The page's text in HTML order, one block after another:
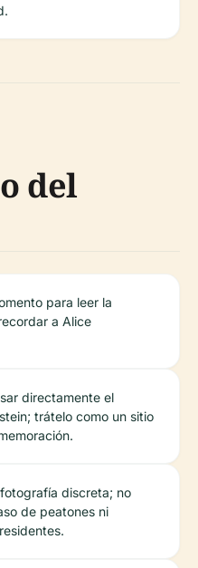
del
para leer la
a Alice
directamente el
trátelo como un sitio
discreta; no
de peatones ni